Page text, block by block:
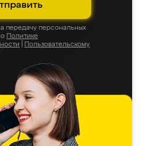
передачу персональных
Политике
Пользовательскому